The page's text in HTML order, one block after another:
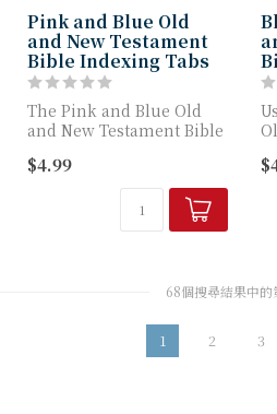
Pink and Blue Old
and New Testament
Bible Indexing Tabs
The Pink and Blue Old
and New Testament Bible
dual purpose...
$4.99
68個搜尋結果中的
1 2 3